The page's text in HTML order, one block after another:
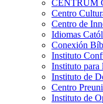
CENTRUM
Centro
Centro de
Idiomas
Conexión
Instituto
Instituto para
Instituto de
Centro
Instituto de